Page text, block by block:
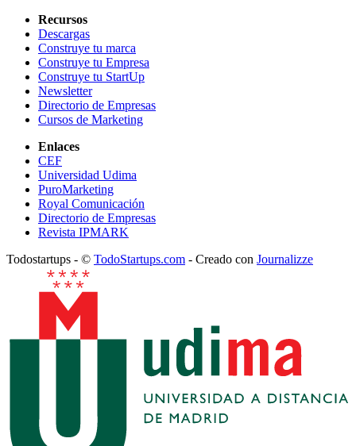
Recursos
Descargas
Construye tu marca
Construye tu Empresa
Construye tu StartUp
Newsletter
Directorio de Empresas
Cursos de Marketing
Enlaces
CEF
Universidad Udima
PuroMarketing
Royal Comunicación
Directorio de Empresas
Revista IPMARK
Todostartups - © TodoStartups.com - Creado con Journalizze